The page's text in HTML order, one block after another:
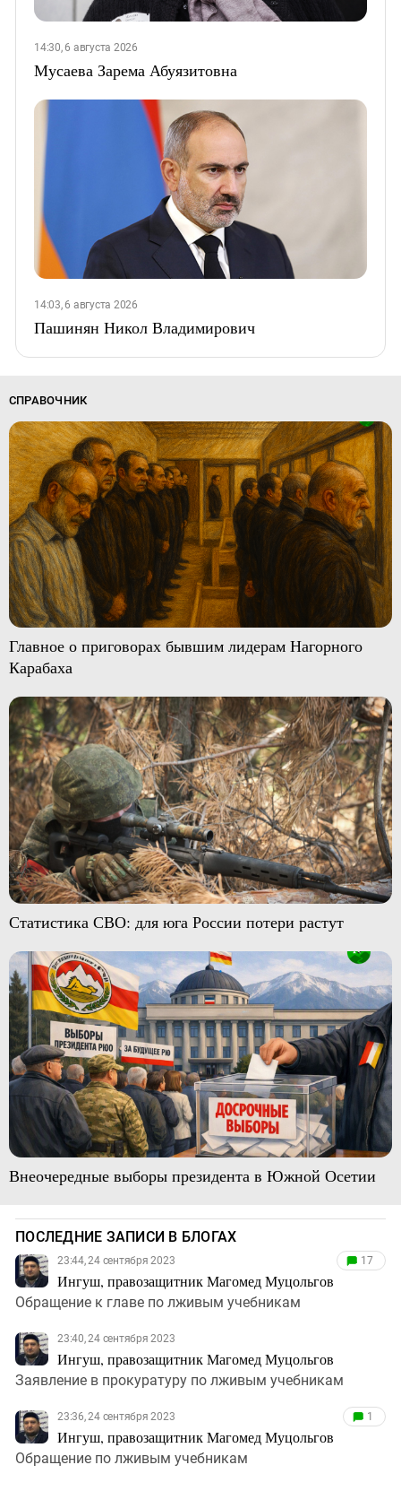
14:30, 6 августа 2026
Мусаева Зарема Абуязитовна
14:03, 6 августа 2026
Пашинян Никол Владимирович
СПРАВОЧНИК
Главное о приговорах бывшим лидерам Нагорного
Карабаха
Статистика СВО: для юга России потери растут
Внеочередные выборы президента в Южной Осетии
ПОСЛЕДНИЕ ЗАПИСИ В БЛОГАХ
23:44, 24 сентября 2023
Ингуш, правозащитник Магомед Муцольгов
17
Обращение к главе по лживым учебникам
23:40, 24 сентября 2023
Ингуш, правозащитник Магомед Муцольгов
Заявление в прокуратуру по лживым учебникам
23:36, 24 сентября 2023
Ингуш, правозащитник Магомед Муцольгов
1
Обращение по лживым учебникам